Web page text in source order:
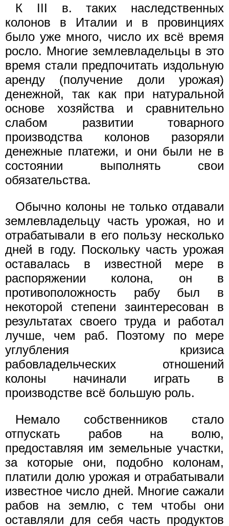
К III в. таких наследственных
колонов в Италии и в провинциях
было уже много, число их всё время
росло. Многие землевладельцы в это
время стали предпочитать издольную
аренду (получение доли урожая)
денежной, так как при натуральной
основе хозяйства и сравнительно
слабом развитии товарного
производства колонов разоряли
денежные платежи, и они были не в
состоянии выполнять свои
обязательства.
Обычно колоны не только отдавали
землевладельцу часть урожая, но и
отрабатывали в его пользу несколько
дней в году. Поскольку часть урожая
оставалась в известной мере в
распоряжении колона, он в
противоположность рабу был в
некоторой степени заинтересован в
результатах своего труда и работал
лучше, чем раб. Поэтому по мере
углубления кризиса
рабовладельческих отношений
колоны начинали играть в
производстве всё большую роль.
Немало собственников стало
отпускать рабов на волю,
предоставляя им земельные участки,
за которые они, подобно колонам,
платили долю урожая и отрабатывали
известное число дней. Многие сажали
рабов на землю, с тем чтобы они
оставляли для себя часть продуктов